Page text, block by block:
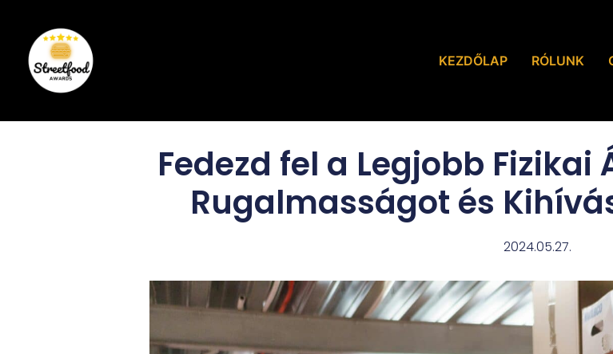
KEZDŐLAP RÓLUNK
Fedezd fel a Legjobb
Rugalmasságot és
2024.05.27.